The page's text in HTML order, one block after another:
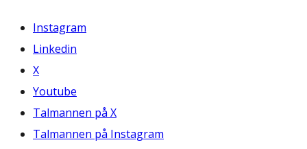
Instagram
Linkedin
X
Youtube
Talmannen på X
Talmannen på Instagram